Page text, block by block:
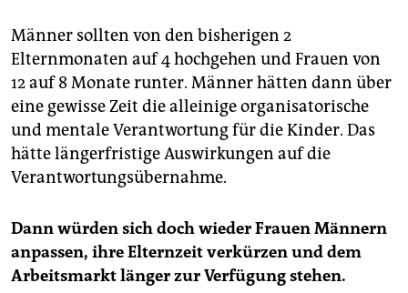
Männer sollten von den bisherigen 2
Elternmonaten auf 4 hochgehen und Frauen von
12 auf 8 Monate runter. Männer hätten dann über
eine gewisse Zeit die alleinige organisatorische
und mentale Verantwortung für die Kinder. Das
hätte längerfristige Auswirkungen auf die
Verantwortungsübernahme.
Dann würden sich doch wieder Frauen Männern
anpassen, ihre Elternzeit verkürzen und dem
Arbeitsmarkt länger zur Verfügung stehen.